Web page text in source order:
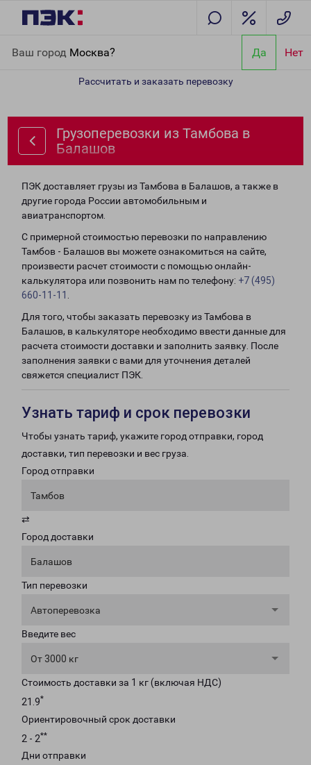
Ваш город Москва? Да Нет
Рассчитать и заказать перевозку
Грузоперевозки из Тамбова в
Балашов
ПЭК доставляет грузы из Тамбова в Балашов, а также в
другие города России автомобильным и
авиатранспортом.
С примерной стоимостью перевозки по направлению
Тамбов - Балашов вы можете ознакомиться на сайте,
произвести расчет стоимости с помощью онлайн-
калькулятора или позвонить нам по телефону: +7 (495)
660-11-11
Для того, чтобы заказать перевозку из Тамбова в
Балашов, в калькуляторе необходимо ввести данные для
расчета стоимости доставки и заполнить заявку. После
заполнения заявки с вами для уточнения деталей
свяжется специалист ПЭК.
Узнать тариф и срок перевозки
Чтобы узнать тариф, укажите город отправки, город
доставки, тип перевозки и вес груза.
Город отправки
Тамбов
⇄
Город доставки
Балашов
Тип перевозки
Автоперевозка
Введите вес
От 3000 кг
Стоимость доставки за 1 кг (включая НДС)
21.9*
Ориентировочный срок доставки
2 - 2**
Дни отправки